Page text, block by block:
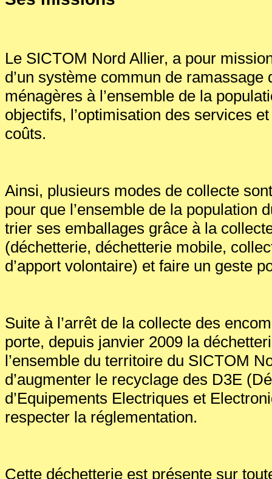
Le SICTOM Nord Allier, a pour
d’un système commun de ramassage
ménagères à l’ensemble de la
objectifs, l’optimisation des services
coûts.
Ainsi, plusieurs modes de collecte
pour que l’ensemble de la population
trier ses emballages grâce à la
(déchetterie, déchetterie mobile,
d’apport volontaire) et faire un geste
Suite à l’arrêt de la collecte des
porte, depuis janvier 2009 la
l’ensemble du territoire du SICTOM
d’augmenter le recyclage des D3E
d’Equipements Electriques et
respecter la réglementation.
Cette déchetterie est présente sur